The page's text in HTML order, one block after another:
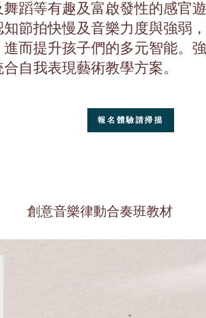
蹈等有趣及富啟發性的感官
節拍快慢及音樂力度與強弱
而提升孩子們的多元智能。
自我表現藝術教學方案。
報名體驗請掃描
創意音樂律動合奏班教材